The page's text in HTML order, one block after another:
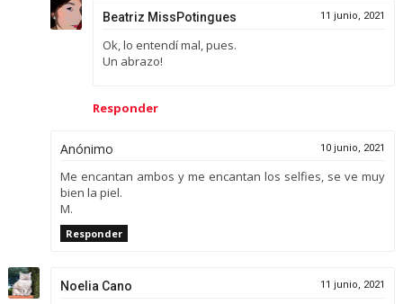
Beatriz MissPotingues 11 junio, 2021
Ok, lo entendí mal, pues.
Un abrazo!
Responder
Anónimo 10 junio, 2021
Me encantan ambos y me encantan los selfies, se ve muy
bien la piel.
M.
Responder
Noelia Cano 11 junio, 2021